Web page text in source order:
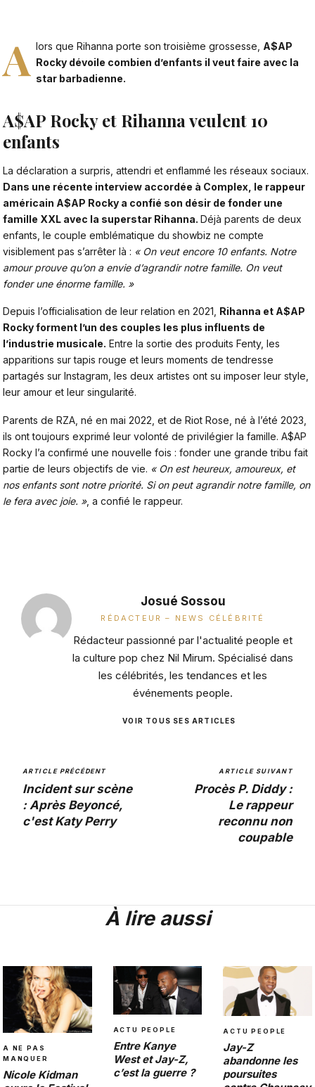
A lors que Rihanna porte son troisième grossesse, A$AP
Rocky dévoile combien d’enfants il veut faire avec la
star barbadienne.
A$AP Rocky et Rihanna veulent 10
enfants
La déclaration a surpris, attendri et enflammé les réseaux sociaux.
Dans une récente interview accordée à Complex, le rappeur
américain A$AP Rocky a confié son désir de fonder une
famille XXL avec la superstar Rihanna. Déjà parents de deux
enfants , le couple emblématique du showbiz ne compte
visiblement pas s’arrêter là : « On veut encore 10 enfants. Notre
amour prouve qu’on a envie d’agrandir notre famille. On veut
fonder une énorme famille. »
Depuis l’officialisation de leur relation en 2021, Rihanna et A$AP
Rockyforment l’un des couples les plus influents de
l’industrie musicale. Entre la sortie des produits Fenty, les
apparitions sur tapis rouge et leurs moments de tendresse
partagés sur Instagram, les deux artistes ont su imposer leur style,
leur amour et leur singularité.
Parents de RZA, né en mai 2022, et de Riot Rose, né à l’été 2023,
ils ont toujours exprimé leur volonté de privilégier la famille. A$AP
Rocky l’a confirmé une nouvelle fois : fonder une grande tribu fait
partie de leurs objectifs de vie. « On est heureux, amoureux, et
nos enfants sont notre priorité. Si on peut agrandir notre famille, on
le fera avec joie. », a confié le rappeur.
Josué Sossou
RÉDACTEUR – NEWS CÉLÉBRITÉ
Rédacteur passionné par l'actualité people et
la culture pop chez Nil Mirum. Spécialisé dans
les célébrités, les tendances et les
événements people.
VOIR TOUS SES ARTICLES
ARTICLE PRÉCÉDENT
Incident sur scène
: Après Beyoncé,
c'est Katy Perry
ARTICLE SUIVANT
Procès P. Diddy :
Le rappeur
reconnu non
coupable
À lire aussi
A NE PAS
MANQUER
Nicole Kidman
ACTU PEOPLE
Entre Kanye
West et Jay-Z,
c’est la guerre ?
ACTU PEOPLE
Jay-Z
abandonne les
poursuites